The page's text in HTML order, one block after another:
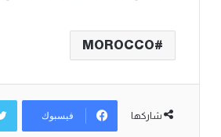
MOROCCO
شاركها فيسبوك